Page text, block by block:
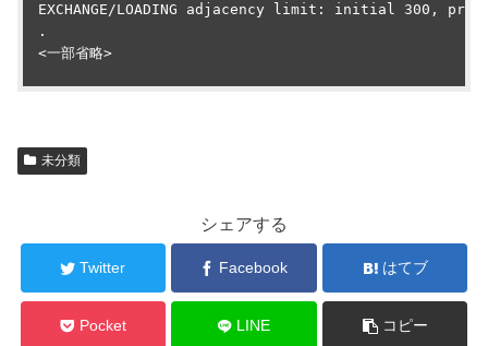
EXCHANGE/LOADING adjacency limit: initial 300,
.
<一部省略>
未分類
シェアする
Twitter Facebook はてブ
Pocket LINE コピー